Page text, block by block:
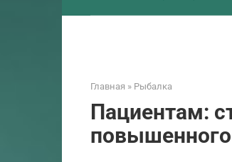
Главная » Рыбалка
Пациентам:
повышенного